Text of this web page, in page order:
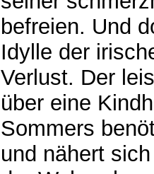
befreien. Und
Idylle der
Verlust. Der
über eine
Sommers
und nähert